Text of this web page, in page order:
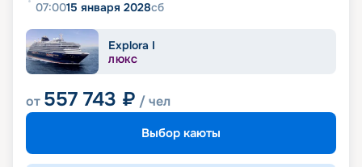
07:0015 января 2028сб
Explora I
ЛЮКС
от 557 743 ₽ / чел
Выбор каюты